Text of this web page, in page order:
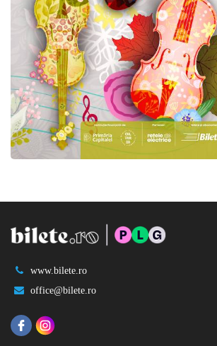
www.bilete.ro
office@bilete.ro